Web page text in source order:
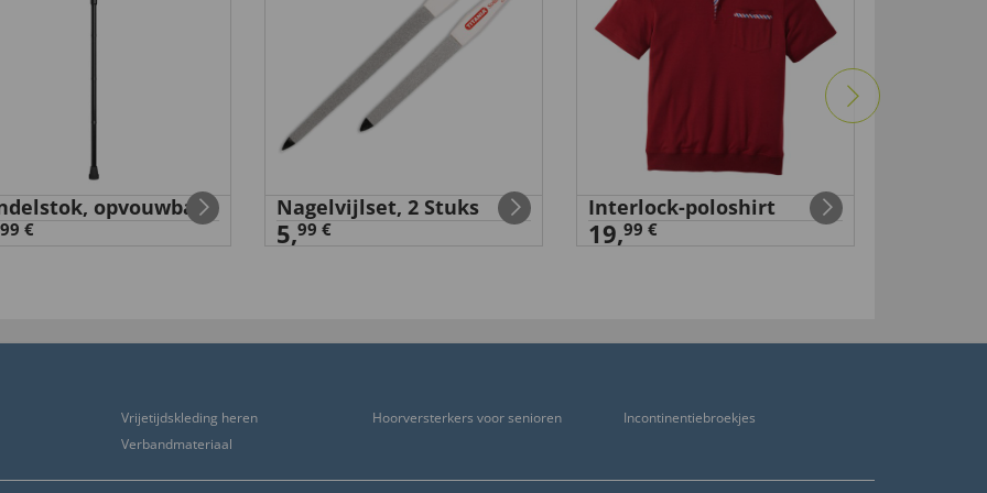
opvouwbaar
99 €
Nagelvijlset, 2 Stuks
5,99 €
Interlock-poloshirt
19,99 €
Vrijetijdskleding heren Hoorversterkers voor senioren
Incontinentiebroekjes
Verbandmateriaal